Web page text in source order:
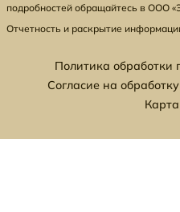
подробностей обращайтесь в ООО
Отчетность и раскрытие
Политика
Согласие на